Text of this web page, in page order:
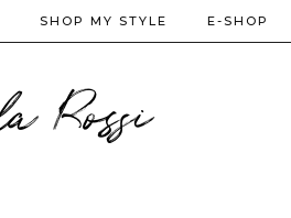
Rossi
SHOP MY STYLE E-SHOP